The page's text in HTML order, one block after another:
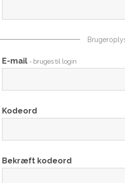
E-mail - bruges til login
Kodeord
Bekræft kodeord